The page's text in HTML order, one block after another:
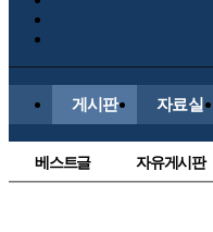
게시판 자료실
베스트글 자유게시판